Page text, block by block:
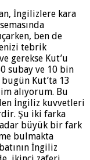
İngilizlere kara
ben de
tebrik
gerekse Kut’u
subay ve 10 bin
Kut’ta 13
alıyorum. Bu
İngiliz kuvvetleri
Şu iki farka
büyük bir fark
bulmakta
İngiliz